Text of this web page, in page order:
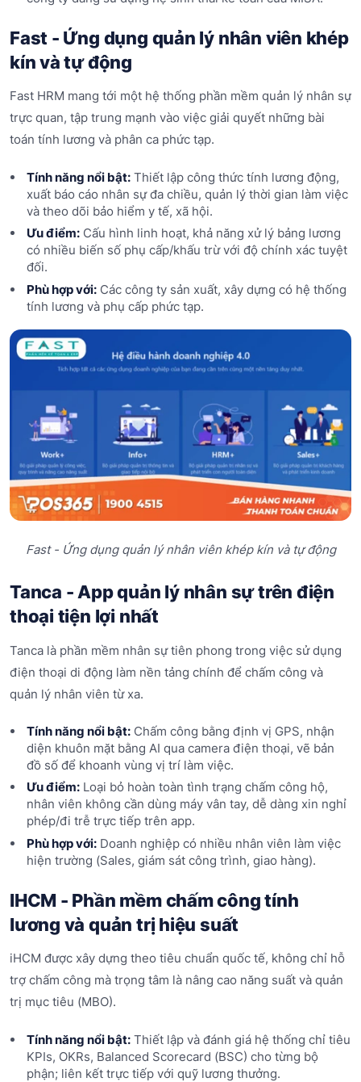
Fast - Ứng dụng quản lý nhân viên khép
kín và tự động
Fast HRM mang tới một hệ thống phần mềm quản lý nhân sự
trực quan, tập trung mạnh vào việc giải quyết những bài
toán tính lương và phân ca phức tạp.
Tính năng nổi bật:Thiết lập công thức tính lương động,
xuất báo cáo nhân sự đa chiều, quản lý thời gian làm việc
và theo dõi bảo hiểm y tế, xã hội.
Ưu điểm:Cấu hình linh hoạt, khả năng xử lý bảng lương
có nhiều biến số phụ cấp/khấu trừ với độ chính xác tuyệt
đối.
Phù hợp với:Các công ty sản xuất, xây dựng có hệ thống
tính lương và phụ cấp phức tạp.
Fast - Ứng dụng quản lý nhân viên khép kín và tự động
Tanca - App quản lý nhân sự trên điện
thoại tiện lợi nhất
Tanca là phần mềm nhân sự tiên phong trong việc sử dụng
điện thoại di động làm nền tảng chính để chấm công và
quản lý nhân viên từ xa.
Tính năng nổi bật:Chấm công bằng định vị GPS, nhận
diện khuôn mặt bằng AI qua camera điện thoại, vẽ bản
đồ số để khoanh vùng vị trí làm việc.
Ưu điểm:Loại bỏ hoàn toàn tình trạng chấm công hộ,
nhân viên không cần dùng máy vân tay, dễ dàng xin nghỉ
phép/đi trễ trực tiếp trên app.
Phù hợp với:Doanh nghiệp có nhiều nhân viên làm việc
hiện trường (Sales, giám sát công trình, giao hàng).
IHCM - Phần mềm chấm công tính
lương và quản trị hiệu suất
iHCM được xây dựng theo tiêu chuẩn quốc tế, không chỉ hỗ
trợ chấm công mà trọng tâm là nâng cao năng suất và quản
trị mục tiêu (MBO).
Tính năng nổi bật:Thiết lập và đánh giá hệ thống chỉ tiêu
KPIs, OKRs, Balanced Scorecard (BSC) cho từng bộ
phận; liên kết trực tiếp với quỹ lương thưởng.